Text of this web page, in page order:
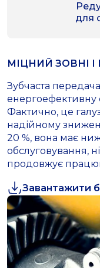
для
МІЦНИЙ ЗОВНІ І
Зубчаста
енергоефективну
Фактично, це
надійному
20 %, вона має
обслуговування,
продовжує
Завантажити